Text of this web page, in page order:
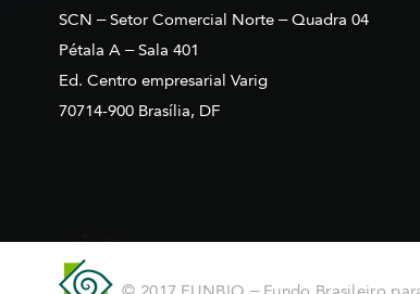
SCN – Setor Comercial Norte – Quadra 04
Pétala A – Sala 401
Ed. Centro empresarial Varig
70714-900 Brasília, DF